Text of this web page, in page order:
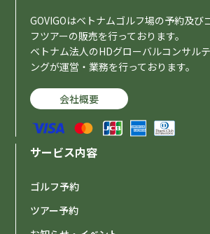
GOVIGOはベトナムゴルフ場の予約及び
フツアーの販売を行っております。
ベトナム法人のHDグローバルコンサル
ングが運営・業務を行っております。
会社概要
サービス内容
ゴルフ予約
ツアー予約